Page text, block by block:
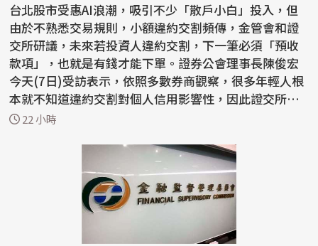
台北股市受惠AI浪潮，吸引不少「散戶小白」投入，但
由於不熟悉交易規則，小額違約交割頻傳，金管會和證
交所研議，未來若投資人違約交割，下一筆必須「預收
款項」，也就是有錢才能下單。證券公會理事長陳俊宏
今天(7日)受訪表示，依照多數券商觀察，很多年輕人根
本就不知道違約交割對個人信用影響性，因此證交所應
先全...
22 小時